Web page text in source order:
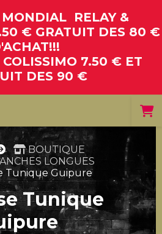
RELAY &
€ GRATUIT DES 80 €
7.50 € ET
DES 90 €
BOUTIQUE
LONGUES
Tunique Guipure